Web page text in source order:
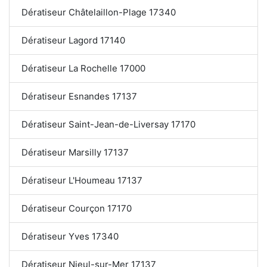
Dératiseur Châtelaillon-Plage 17340
Dératiseur Lagord 17140
Dératiseur La Rochelle 17000
Dératiseur Esnandes 17137
Dératiseur Saint-Jean-de-Liversay 17170
Dératiseur Marsilly 17137
Dératiseur L'Houmeau 17137
Dératiseur Courçon 17170
Dératiseur Yves 17340
Dératiseur Nieul-sur-Mer 17137